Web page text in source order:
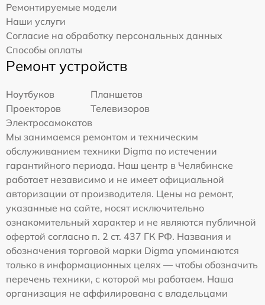
Ремонтируемые модели
Наши услуги
Согласие на обработку персональных данных
Способы оплаты
Ремонт устройств
Ноутбуков
Планшетов
Проекторов
Телевизоров
Электросамокатов
Мы занимаемся ремонтом и техническим
обслуживанием техники Digma по истечении
гарантийного периода. Наш центр в Челябинске
работает независимо и не имеет официальной
авторизации от производителя. Цены на ремонт,
указанные на сайте, носят исключительно
ознакомительный характер и не являются публичной
офертой согласно п. 2 ст. 437 ГК РФ. Названия и
обозначения торговой марки Digma упоминаются
только в информационных целях — чтобы обозначить
перечень техники, с которой мы работаем. Наша
организация не аффилирована с владельцами